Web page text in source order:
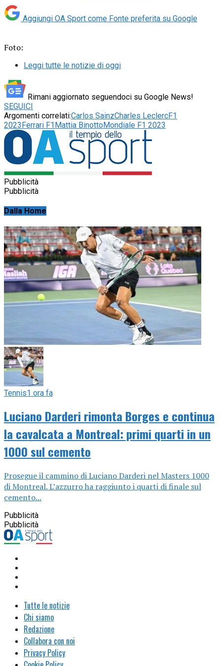
Aggiungi OA Sport come Fonte preferita su Google
Foto:
Leggi tutte le notizie di oggi
Rimani aggiornato seguendoci su Google News!
SEGUICI
Argomenti correlati:Carlos SainzCharles LeclercF1
2023Ferrari F1Mattia BinottoMondiale F1 2023
Pubblicità
Pubblicità
Dalla Home
Tennis1 ora fa
Luciano Darderi rimonta Borges e continua
la cavalcata a Montreal: primi quarti in un
1000 sul cemento
Prosegue il cammino di Luciano Darderi nel Masters 1000
di Montreal. L’azzurro ha raggiunto i quarti di finale sul
cemento...
Pubblicità
Pubblicità
Tutte le notizie
Chi siamo
Redazione
Collabora con noi
Privacy Policy